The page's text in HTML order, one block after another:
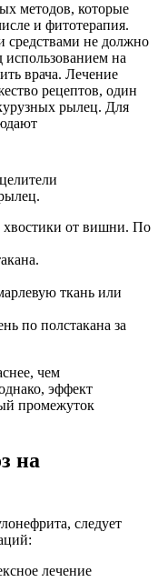
методов, которые
и фитотерапия.
средствами не должно
на
врача. Лечение
рецептов, один
рылец. Для
хвостики от вишни. По
ткань или
по полстакана за
чем
эффект
промежуток
на
следует
лечение